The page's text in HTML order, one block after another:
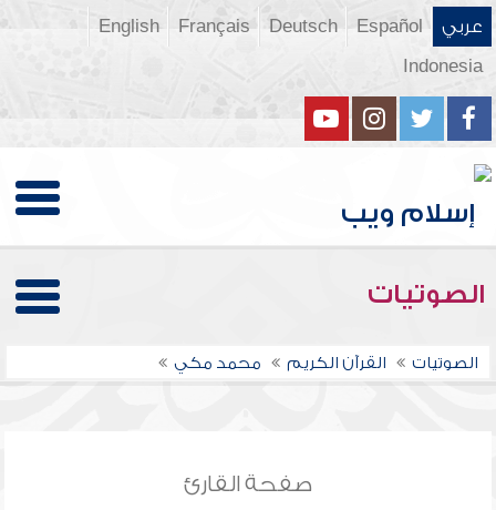
عربي Español
Deutsch
Français
English
Indonesia
الصوتيات
الصوتيات القرآن الكريم محمد مكي
صفحة القارئ